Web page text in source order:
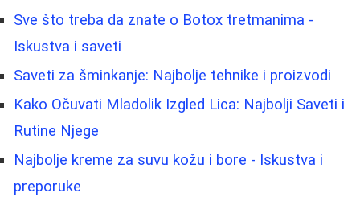
Sve što treba da znate o Botox tretmanima -
Iskustva i saveti
Saveti za šminkanje: Najbolje tehnike i proizvodi
Kako Očuvati Mladolik Izgled Lica: Najbolji Saveti i
Rutine Njege
Najbolje kreme za suvu kožu i bore - Iskustva i
preporuke